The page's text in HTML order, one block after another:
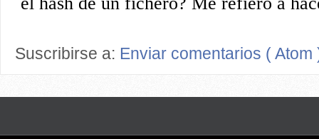
Suscribirse a: Enviar comentarios ( Atom